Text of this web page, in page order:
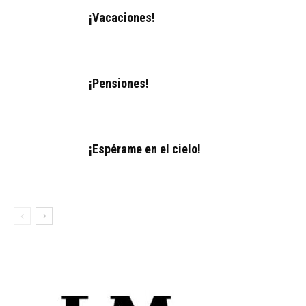
¡Vacaciones!
¡Pensiones!
¡Espérame en el cielo!